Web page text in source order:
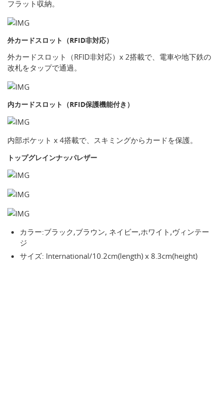
フラット収納。
外カードスロット（RFID非対応）
外カードスロット（RFID非対応）x 2搭載で、電車や地下鉄の
改札をタップで通過。
内カードスロット（RFID保護機能付き）
内部ポケット x 4搭載で、スキミングからカードを保護。
トップグレインナッパレザー
カラー:ブラック,ブラウン, ネイビー,ホワイト,ヴィンテー
ジ
サイズ: International/10.2cm(length) x 8.3cm(height)